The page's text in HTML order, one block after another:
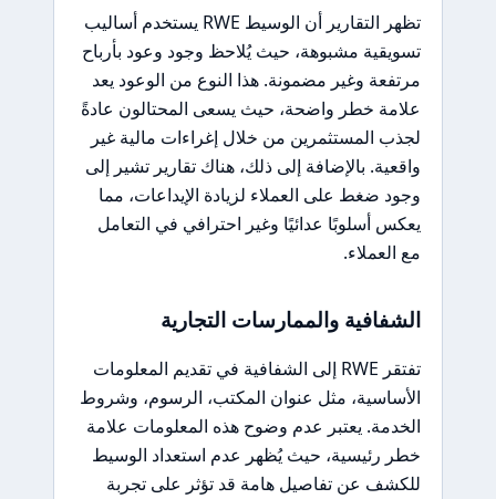
تظهر التقارير أن الوسيط RWE يستخدم أساليب
تسويقية مشبوهة، حيث يُلاحظ وجود وعود بأرباح
مرتفعة وغير مضمونة. هذا النوع من الوعود يعد
علامة خطر واضحة، حيث يسعى المحتالون عادةً
لجذب المستثمرين من خلال إغراءات مالية غير
واقعية. بالإضافة إلى ذلك، هناك تقارير تشير إلى
وجود ضغط على العملاء لزيادة الإيداعات، مما
يعكس أسلوبًا عدائيًا وغير احترافي في التعامل
مع العملاء.
الشفافية والممارسات التجارية
تفتقر RWE إلى الشفافية في تقديم المعلومات
الأساسية، مثل عنوان المكتب، الرسوم، وشروط
الخدمة. يعتبر عدم وضوح هذه المعلومات علامة
خطر رئيسية، حيث يُظهر عدم استعداد الوسيط
للكشف عن تفاصيل هامة قد تؤثر على تجربة